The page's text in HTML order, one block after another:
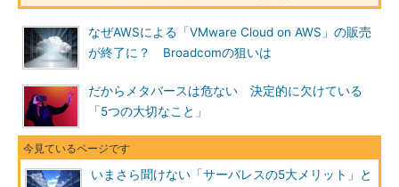
なぜAWSによる「VMware Cloud on AWS」の販売
が終了に？ Broadcomの狙いは
だからメタバースは危ない 決定的に欠けている
「5つの大切なこと」
いまさら聞けない「サーバレスの5大メリット」と